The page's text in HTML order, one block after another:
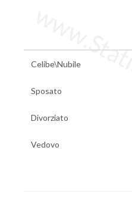
Celibe\Nubile
Sposato
Divorziato
Vedovo